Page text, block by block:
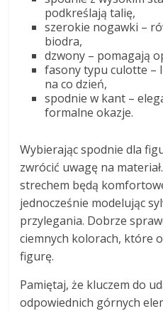
podkreślają talię,
szerokie nogawki –
biodra,
dzwony – pomagają
fasony typu culotte –
na co dzień,
spodnie w kant –
formalne okazje.
Wybierając spodnie dla
zwrócić uwagę na
strechem będą
jednocześnie modelując
przylegania. Dobrze
ciemnych kolorach, które
figurę.
Pamiętaj, że kluczem do
odpowiednich górnych